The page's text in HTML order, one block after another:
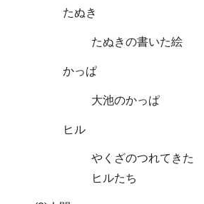
たぬき
たぬきの書いた絵
かっぱ
大池のかっぱ
ヒル
やくざのつれてきた
ヒルたち